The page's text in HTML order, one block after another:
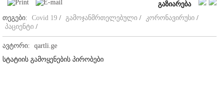
გაზიარება
თეგები:
Covid 19 / გამოჯანმრთელებული / კორონავირუსი /
პაციენტი /
ავტორი:
qartli.ge
სტატიის გამოყენების პირობები